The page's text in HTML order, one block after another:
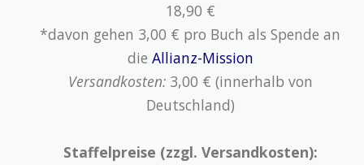
18,90 €
*davon gehen 3,00 € pro Buch als Spende an
die Allianz-Mission
Versandkosten:3,00 € (innerhalb von
Deutschland)
Staffelpreise (zzgl. Versandkosten):